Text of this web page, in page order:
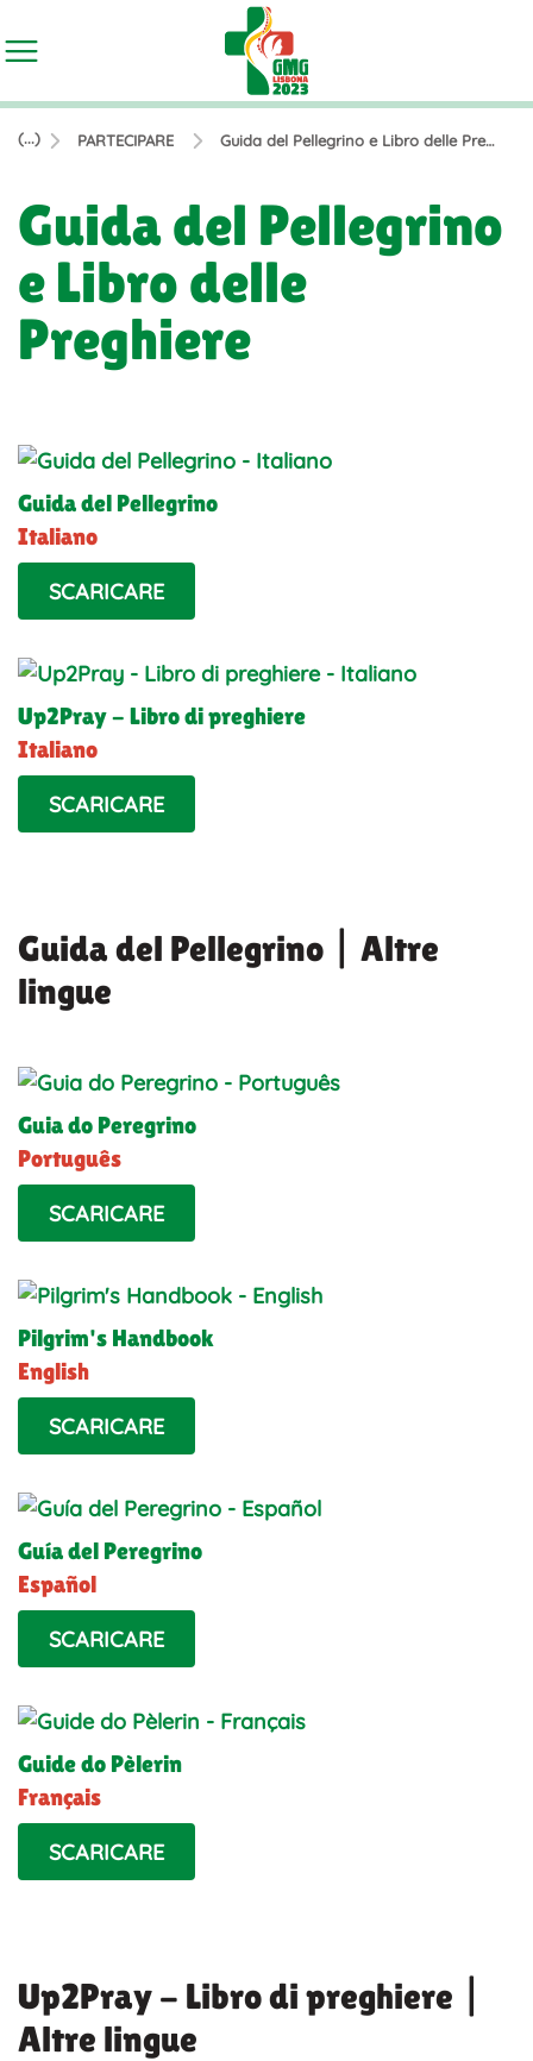
(...) PARTECIPARE Guida del Pellegrino e Libro delle Preghiere
Guida del Pellegrino
e Libro delle
Preghiere
Guida del Pellegrino
Italiano
SCARICARE
Up2Pray - Libro di preghiere
Italiano
SCARICARE
Guida del Pellegrino | Altre
lingue
Guia do Peregrino
Português
SCARICARE
Pilgrim's Handbook
English
SCARICARE
Guía del Peregrino
Español
SCARICARE
Guide do Pèlerin
Français
SCARICARE
Up2Pray - Libro di preghiere |
Altre lingue